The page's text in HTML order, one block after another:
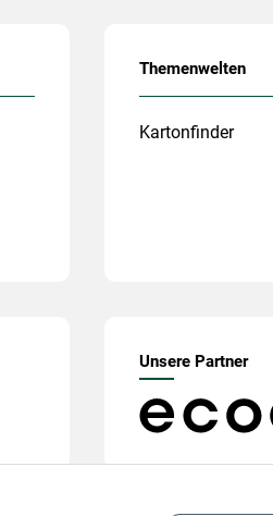
Themenwelten
Kartonfinder
Unsere Partner